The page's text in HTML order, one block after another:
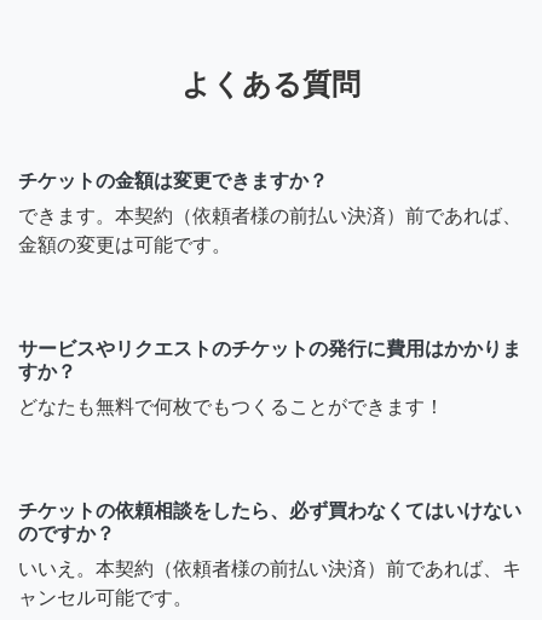
よくある質問
チケットの金額は変更できますか？
できます。本契約（依頼者様の前払い決済）前であれば、
金額の変更は可能です。
サービスやリクエストのチケットの発行に費用はかかりま
すか？
どなたも無料で何枚でもつくることができます！
チケットの依頼相談をしたら、必ず買わなくてはいけない
のですか？
いいえ。本契約（依頼者様の前払い決済）前であれば、キ
ャンセル可能です。